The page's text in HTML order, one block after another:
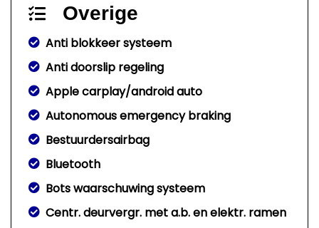
Overige
Anti blokkeer systeem
Anti doorslip regeling
Apple carplay/android auto
Autonomous emergency braking
Bestuurdersairbag
Bluetooth
Bots waarschuwing systeem
Centr. deurvergr. met a.b. en elektr. ramen